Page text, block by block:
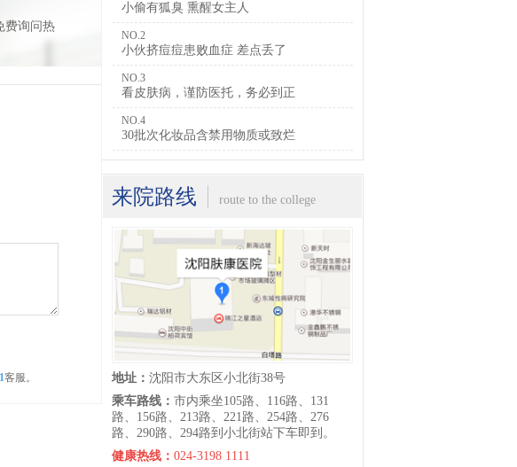
费询问热
客服。
在线询问
小偷有狐臭 熏醒女主人
NO.2
小伙挤痘痘患败血症 差点丢了
NO.3
看皮肤病，谨防医托，务必到正
NO.4
30批次化妆品含禁用物质或致烂
来院路线 route to the college
地址： 沈阳市大东区小北街38号
乘车路线： 市内乘坐105路、116路、131
路、156路、213路、221路、254路、276
路、290路、294路到小北街站下车即到。
健康热线： 024-3198 1111